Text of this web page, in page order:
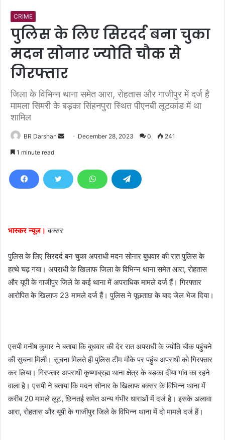
CRIME
पुलिस के लिए सिरदर्द बना चुका
मदन सोनार ज्योति चौक से
गिरफ्तार
जिला के विभिन्न थाना समेत आरा, रोहतास और गाजीपुर में दर्ज है
मामला सिमरी के बड़का सिंहनपुरा स्थित पीएनबी लूटकांड में था
शामिल
BR Darshan
d
l
December 28, 2023 0 241
1 minute read
भास्कर न्यूज। बक्सर
पुलिस के लिए सिरदर्द बन चुका अपराधी मदन सोनार बुधवार की रात पुलिस के
हत्थे चढ़ गया। अपराधी के खिलाफ जिला के विभिन्न थाना समेत आरा, रोहतास
और यूपी के गाजीपुर जिले के कई थाना में अपराधिक मामले दर्ज हैं। गिरफ्तार
आरोपित के खिलाफ 23 मामले दर्ज हैं। पुलिस ने पूछताछ के बाद जेल भेज दिया।
एसपी मनीष कुमार ने बताया कि बुधवार की देर रात अपराधी के ज्योति चौक पहुंचने
की सूचना मिली। सूचना मिलते ही पुलिस टीम मौके पर पहुंच अपराधी को गिरफ्तार
कर लिया। गिरफ्तार अपराधी कृष्णाब्रह्म थाना क्षेत्र के बड़का दीया गांव का रहने
वाला है। एसपी ने बताया कि मदन सोनार के खिलाफ बक्सर के विभिन्न थाना में
करीब 20 मामले लूट, छिनतई समेत अन्य गंभीर धाराओं में दर्ज है। इसके अलावा
आरा, रोहतास और यूपी के गाजीपुर जिले के विभिन्न थाना में दो मामले दर्ज हैं।